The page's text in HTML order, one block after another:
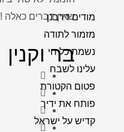
מודים דרבנן
מזמור לתודה
נשמת כל חי
עלינו לשבח
פטום הקטורת
פותח את ידיך
קדיש על ישראל
שאין דברים כאלה !
בר וקנין